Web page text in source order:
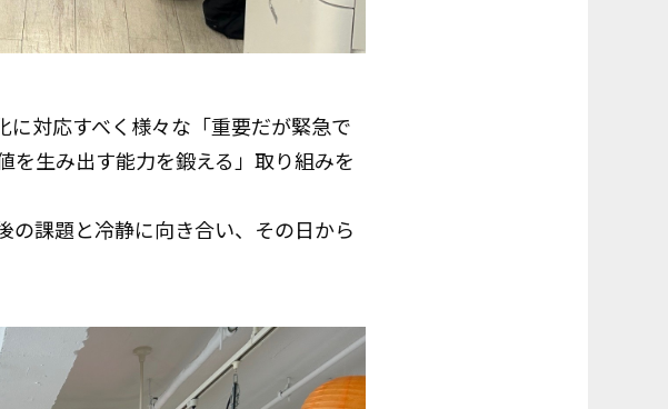
対応すべく様々な「重要だが緊急で
を生み出す能力を鍛える」取り組みを
の課題と冷静に向き合い、その日から